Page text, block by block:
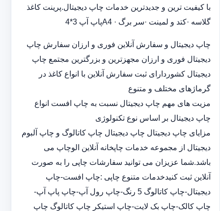
با کیفیت ترین و جدیدترین خدمات چاپ دیجیتال.پرینت کاغذ
گلاسه ·‎کتد و لمینت ·‎سر برگ A4 ·‎پاپ آپ 3*4
چاپ دیجیتال و سفارش آنلاین فوری و ارزان سفارش چاپ
دیجیتال فوری و ارزان مجهزترین و بزرگترین مجتمع چاپ
دیجیتال کشوردارای ثبت سفارش آنلاین با انواع کاغذ در
گرماژهای مختلف و متنوع
مزیت های مهم چاپ دیجیتال نسبت به چاپ افست انواع
چاپ دیجیتال بر اساس نوع تکنولوژی
مزایای چاپ دیجیتال چاپ دیجیتال چاپ کاتالوگ و چاپ آلبوم
دیجیتال از مجموعه خدمات چاپخانه آنلاین الوچاپ می
باشد.شما عزیزان می توانید سفارشات چاپی را به صورت
آنلاین ثبت کنیدخدمات متنوع چاپی :چاپ افست-چاپ
دیجیتال-چاپ کاتالوگ 5 رنگ-چاپ رول آپ-چاپ پاپ آپ-
چاپ کالک-چاپ بک لایت-چاپ استیکر چاپ کاتالوگ چاپ